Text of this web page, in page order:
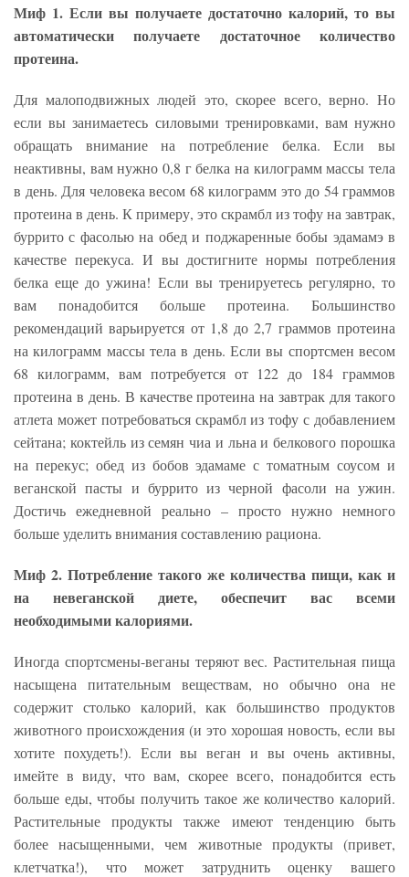
Миф 1. Если вы получаете достаточно калорий, то вы
автоматически получаете достаточное количество
протеина.
Для малоподвижных людей это, скорее всего, верно. Но
если вы занимаетесь силовыми тренировками, вам нужно
обращать внимание на потребление белка. Если вы
неактивны, вам нужно 0,8 г белка на килограмм массы тела
в день. Для человека весом 68 килограмм это до 54 граммов
протеина в день. К примеру, это скрамбл из тофу на завтрак,
буррито с фасолью на обед и поджаренные бобы эдамамэ в
качестве перекуса. И вы достигните нормы потребления
белка еще до ужина! Если вы тренируетесь регулярно, то
вам понадобится больше протеина. Большинство
рекомендаций варьируется от 1,8 до 2,7 граммов протеина
на килограмм массы тела в день. Если вы спортсмен весом
68 килограмм, вам потребуется от 122 до 184 граммов
протеина в день. В качестве протеина на завтрак для такого
атлета может потребоваться скрамбл из тофу с добавлением
сейтана; коктейль из семян чиа и льна и белкового порошка
на перекус; обед из бобов эдамаме с томатным соусом и
веганской пасты и буррито из черной фасоли на ужин.
Достичь ежедневной реально – просто нужно немного
больше уделить внимания составлению рациона.
Миф 2. Потребление такого же количества пищи, как и
на невеганской диете, обеспечит вас всеми
необходимыми калориями.
Иногда спортсмены-веганы теряют вес. Растительная пища
насыщена питательным веществам, но обычно она не
содержит столько калорий, как большинство продуктов
животного происхождения (и это хорошая новость, если вы
хотите похудеть!). Если вы веган и вы очень активны,
имейте в виду, что вам, скорее всего, понадобится есть
больше еды, чтобы получить такое же количество калорий.
Растительные продукты также имеют тенденцию быть
более насыщенными, чем животные продукты (привет,
клетчатка!), что может затруднить оценку вашего